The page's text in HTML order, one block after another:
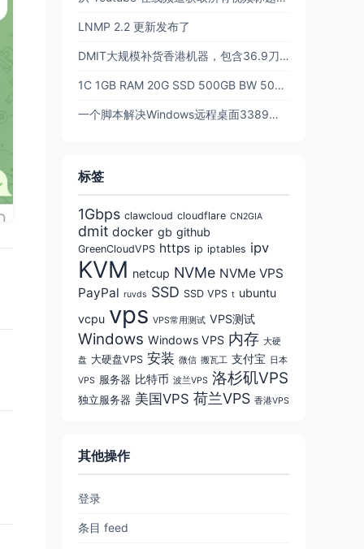
LNMP 2.2 更新发布了
DMIT大规模补货香港机器，包含36.9刀的t1年付香港！！
1C 1GB RAM 20G SSD 500GB BW 500Mbps 三网CN2GIA回程优化线路 $39.9/年 - DMIT
一个脚本解决Windows远程桌面3389端口更改，防止被扫描，提高安全性(含防火墙放行)
标签
1Gbps clawcloud cloudflare CN2GIA
dmit docker gb github
GreenCloudVPS https ip iptables ipv
KVM netcup NVMe NVMe VPS
PayPal ruvds SSD SSD VPS t ubuntu
vcpu vps VPS常用测试 VPS测试
Windows Windows VPS 内存 大硬
盘 大硬盘VPS 安装 微信 搬瓦工 支付宝 日本
VPS 服务器 比特币 波兰VPS 洛杉矶VPS
独立服务器 美国VPS 荷兰VPS 香港VPS
其他操作
登录
条目 feed